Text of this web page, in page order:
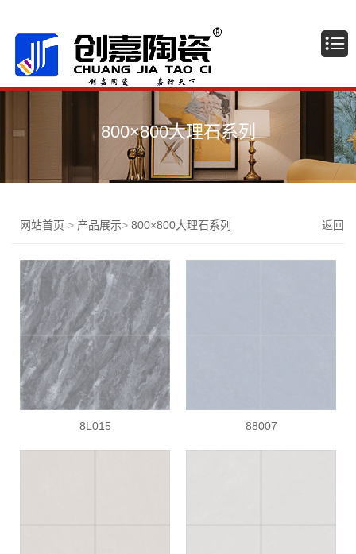
800×800大理石系列
网站首页 > 产品展示> 800×800大理石系列 返回
8L015 88007